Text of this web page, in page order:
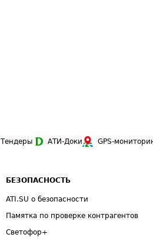
Тендеры АТИ-Доки GPS-
БЕЗОПАСНОСТЬ
ATI.SU о безопасности
Памятка по проверке контрагентов
Светофор+